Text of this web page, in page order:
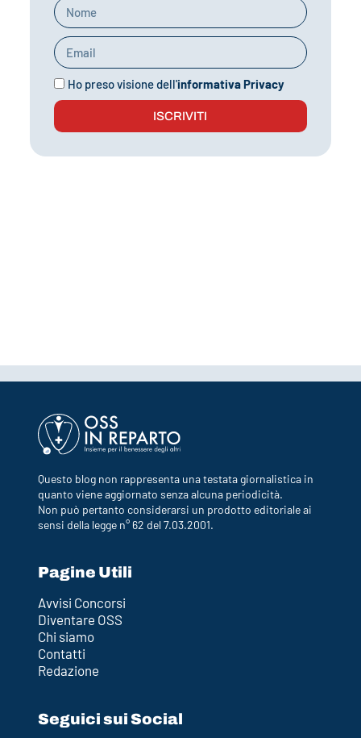
Ho preso visione dell'informativa Privacy
ISCRIVITI
Questo blog non rappresenta una testata giornalistica in
quanto viene aggiornato senza alcuna periodicità.
Non può pertanto considerarsi un prodotto editoriale ai
sensi della legge n° 62 del 7.03.2001.
Pagine Utili
Avvisi Concorsi
Diventare OSS
Chi siamo
Contatti
Redazione
Seguici sui Social